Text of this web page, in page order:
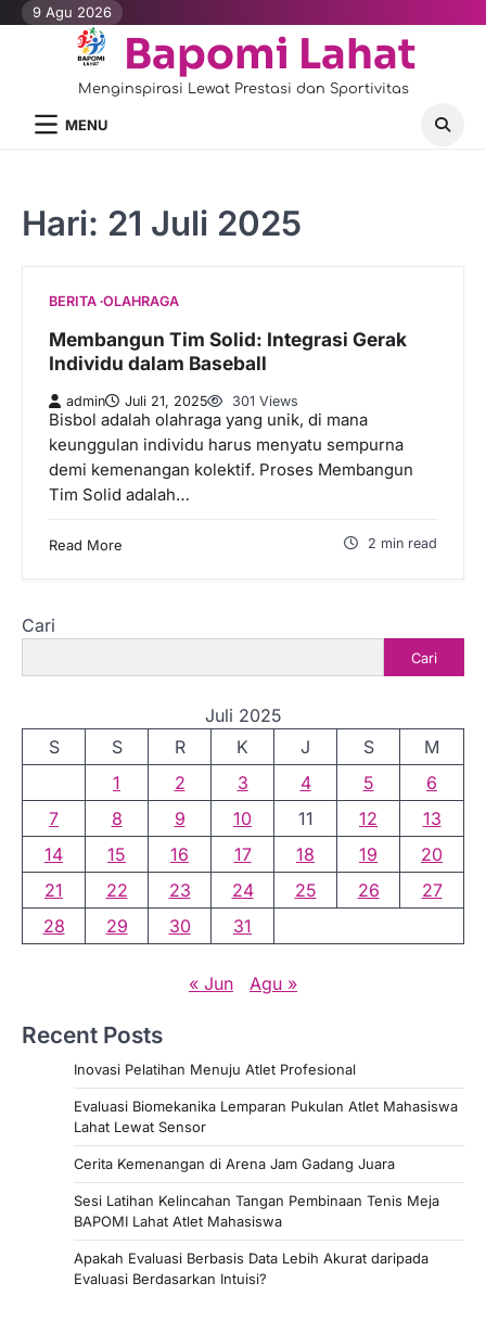
Skip9 Agu 2026
Bapomi Lahat
Menginspirasi Lewat Prestasi dan Sportivitas
MENU
Hari: 21 Juli 2025
BERITA OLAHRAGA
Membangun Tim Solid: Integrasi Gerak
Individu dalam Baseball
admin Juli 21, 2025 301 Views
Bisbol adalah olahraga yang unik, di mana
keunggulan individu harus menyatu sempurna
demi kemenangan kolektif. Proses Membangun
Tim Solid adalah…
Read More 2 min read
Cari
Cari
Juli 2025
S
S R K J S
M
1
2 3 4 5
6
7
8 9 10 11 12
13
14
15 16 17 18 19
20
21
22 23 24 25 26
27
28
29 30 31
« Jun Agu »
Recent Posts
Inovasi Pelatihan Menuju Atlet Profesional
Evaluasi Biomekanika Lemparan Pukulan Atlet Mahasiswa
Lahat Lewat Sensor
Cerita Kemenangan di Arena Jam Gadang Juara
Sesi Latihan Kelincahan Tangan Pembinaan Tenis Meja
BAPOMI Lahat Atlet Mahasiswa
Apakah Evaluasi Berbasis Data Lebih Akurat daripada
Evaluasi Berdasarkan Intuisi?